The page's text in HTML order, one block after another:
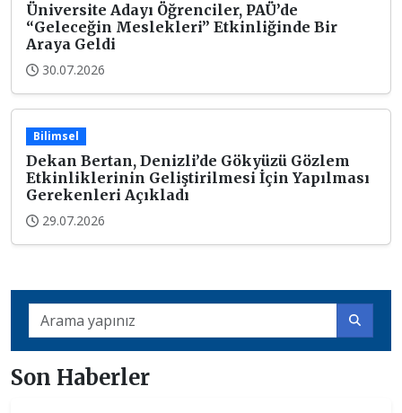
Üniversite Adayı Öğrenciler, PAÜ’de
“Geleceğin Meslekleri” Etkinliğinde Bir
Araya Geldi
30.07.2026
Bilimsel
Dekan Bertan, Denizli’de Gökyüzü Gözlem
Etkinliklerinin Geliştirilmesi İçin Yapılması
Gerekenleri Açıkladı
29.07.2026
Son Haberler